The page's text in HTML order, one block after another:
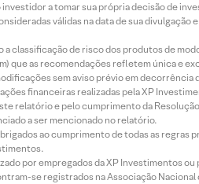
a tomar sua própria decisão de
válidas na data de sua
classificação de risco dos produtos de
que as recomendações refletem única e
sem aviso prévio em
financeiras realizadas pela XP
relatório e pelo cumprimento da
a ser mencionado no relatório.
ao cumprimento de todas as regras
por empregados da XP Investimentos
se registrados na Associação